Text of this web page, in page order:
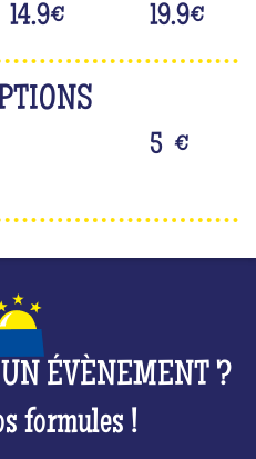
14.9€ 19.9€
5 €
ÉVÈNEMENT ?
formules !